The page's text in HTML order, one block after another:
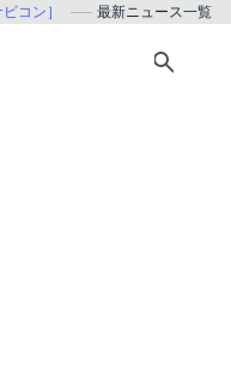
コン］ 最新ニュース一覧